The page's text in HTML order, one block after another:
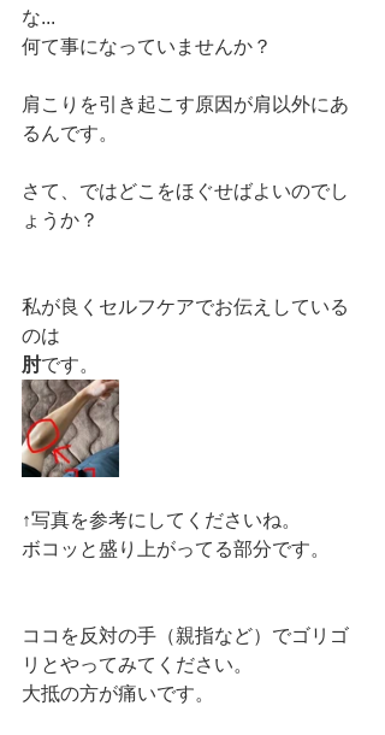
な...
何て事になっていませんか？
肩こりを引き起こす原因が肩以外にあ
るんです。
さて、ではどこをほぐせばよいのでし
ょうか？
私が良くセルフケアでお伝えしている
のは
肘です。
↑写真を参考にしてくださいね。
ボコッと盛り上がってる部分です。
ココを反対の手（親指など）でゴリゴ
リとやってみてください。
大抵の方が痛いです。